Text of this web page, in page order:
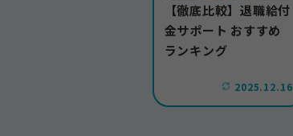
【徹底比較】退職給付
金サポート おすすめ
ランキング
2025.12.16